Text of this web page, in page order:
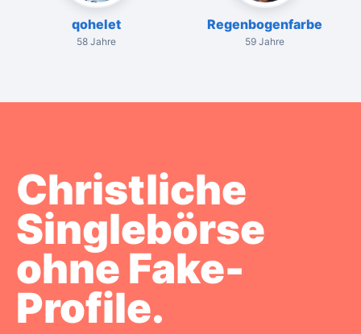
qohelet
58 Jahre
Regenbogenfarbe
59 Jahre
Christliche
Singlebörse
ohne Fake-
Profile.